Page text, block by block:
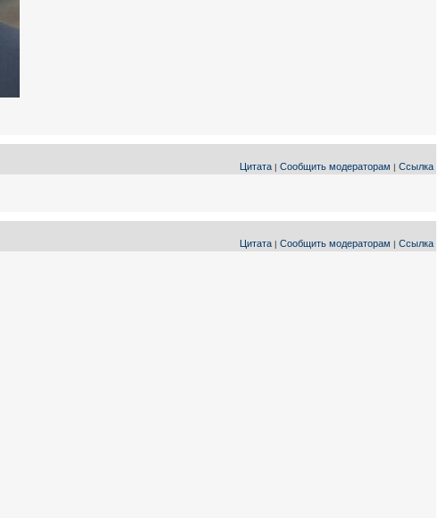
Цитата | Сообщить модераторам | Ссылка
Цитата | Сообщить модераторам | Ссылка